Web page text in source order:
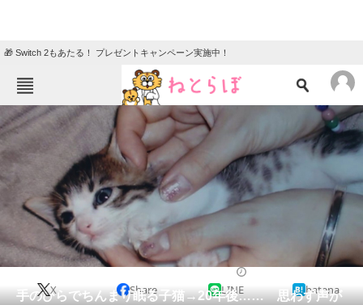
🎁 Switch 2もあたる！ プレゼントキャンペーン実施中！
ねとらぼメニュー
TOP ニュース
エンタメ クイズ
グルメ 地域
動物 リサーチ
会員記事
手のひらでちんまり眠る子猫→20年後…… 思わず声が
X Share LINE hatena